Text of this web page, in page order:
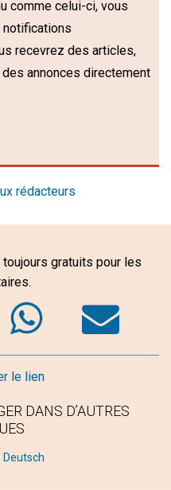
comme celui-ci, vous
notifications
recevrez des articles,
annonces directement
rédacteurs
gratuits pour les
le lien
DANS D’AUTRES
Deutsch